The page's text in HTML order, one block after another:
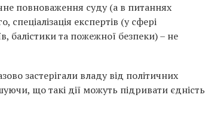
повноваження суду (а в питаннях
експертів (у сфері
балістики та пожежної безпеки) – не
застерігали владу від політичних
що такі дії можуть підривати єдність